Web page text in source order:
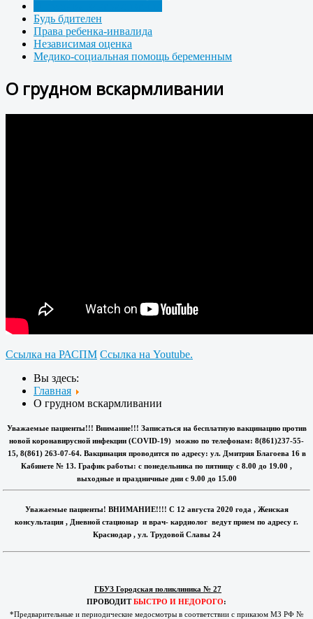
Будь бдителен
Права ребенка-инвалида
Независимая оценка
Медико-социальная помощь беременным
О грудном вскармливании
Ссылка на РАСПМ Ссылка на Youtube.
Вы здесь:
Главная
О грудном вскармливании
Уважаемые пациенты!!! Внимание!!! Записаться на бесплатную вакцинацию против
новой коронавирусной инфекции (COVID-19) можно по телефонам: 8(861)237-55-
15, 8(861) 263-07-64. Вакцинация проводится по адресу: ул. Дмитрия Благоева 16 в
Кабинете № 13. График работы: с понедельника по пятницу с 8.00 до 19.00 ,
выходные и праздничные дни с 9.00 до 15.00
Уважаемые пациенты! ВНИМАНИЕ!!!! С 12 августа 2020 года , Женская
консультация , Дневной стационар и врач- кардиолог ведут прием по адресу г.
Краснодар , ул. Трудовой Славы 24
ГБУЗ Городская поликлиника № 27
ПРОВОДИТБЫСТРО И НЕДОРОГО:
*Предварительные и периодические медосмотры в соответствии с приказом МЗ РФ №